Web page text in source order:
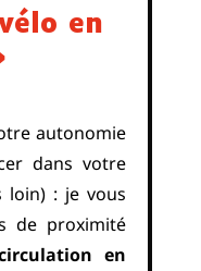
en
autonomie
dans votre
loin) : je vous
de proximité
en